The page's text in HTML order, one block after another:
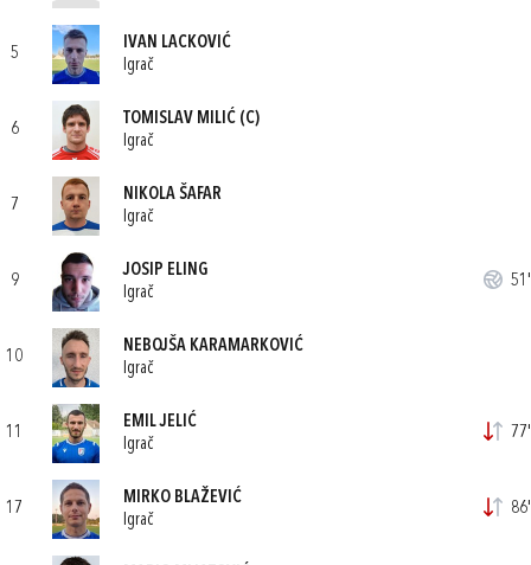
5
IVAN LACKOVIĆ
Igrač
6
TOMISLAV MILIĆ (C)
Igrač
7
NIKOLA ŠAFAR
Igrač
9
JOSIP ELING
Igrač
51'
10
NEBOJŠA KARAMARKOVIĆ
Igrač
11
EMIL JELIĆ
Igrač
77'
17
MIRKO BLAŽEVIĆ
Igrač
86'